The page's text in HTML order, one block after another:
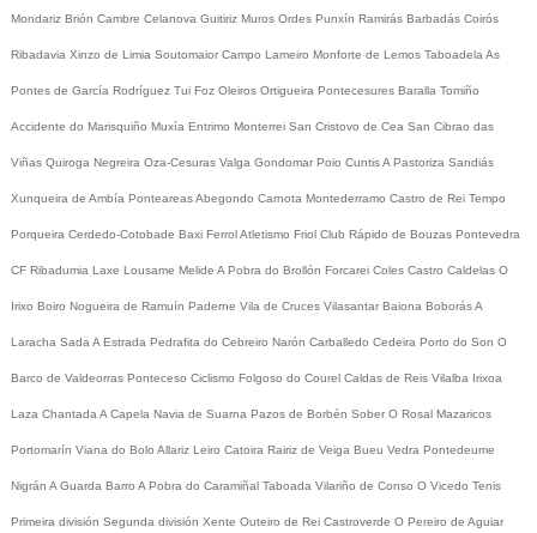
Mondariz Brión Cambre Celanova Guitiriz Muros Ordes Punxín Ramirás Barbadás Coirós
Ribadavia Xinzo de Limia Soutomaior Campo Lameiro Monforte de Lemos Taboadela As
Pontes de García Rodríguez Tui Foz Oleiros Ortigueira Pontecesures Baralla Tomiño
Accidente do Marisquiño Muxía Entrimo Monterrei San Cristovo de Cea San Cibrao das
Viñas Quiroga Negreira Oza-Cesuras Valga Gondomar Poio CuntisA Pastoriza Sandiás
Xunqueira de Ambía PonteareasAbegondo Carnota Montederramo Castro de Rei Tempo
Porqueira Cerdedo-Cotobade Baxi FerrolAtletismo Friol Club Rápido de Bouzas Pontevedra
CF Ribadumia Laxe Lousame Melide A Pobra do Brollón Forcarei Coles Castro Caldelas O
Irixo Boiro Nogueira de Ramuín Paderne Vila de Cruces Vilasantar Baiona BoborásA
Laracha Sada A Estrada Pedrafita do Cebreiro Narón Carballedo Cedeira Porto do Son O
Barco de Valdeorras Ponteceso Ciclismo Folgoso do Courel Caldas de Reis Vilalba Irixoa
Laza Chantada A Capela Navia de Suarna Pazos de Borbén Sober O Rosal Mazaricos
Portomarín Viana do Bolo Allariz Leiro Catoira Rairiz de Veiga Bueu Vedra Pontedeume
Nigrán A Guarda Barro A Pobra do Caramiñal Taboada Vilariño de Conso O Vicedo Tenis
Primeira división Segunda división Xente Outeiro de Rei Castroverde O Pereiro de Aguiar